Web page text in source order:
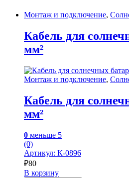
Монтаж и подключение,
Кабель для
мм²
Монтаж и подключение,
Кабель для
мм²
0 меньше 5
(0)
Артикул: К-0896
₽80
В корзину